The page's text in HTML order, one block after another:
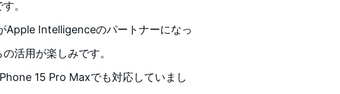
。
Apple Intelligenceのパートナーになっ
活用が楽しみです。
15 Pro Maxでも対応していまし